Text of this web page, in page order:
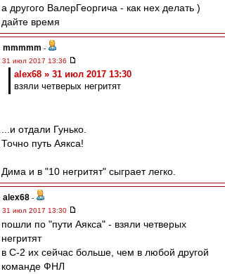
а другого ВалерГеоргича - как нех делать )
дайте время
mmmmm -
31 июл 2017 13:36
alex68 » 31 июл 2017 13:30
взяли четверых негритят
...и отдали Гунько.
Точно путь Аякса!
Дима и в "10 негритят" сыграет легко.
alex68 -
31 июл 2017 13:30
пошли по "пути Аякса" - взяли четверых
негритят
в С-2 их сейчас больше, чем в любой другой
команде ФНЛ